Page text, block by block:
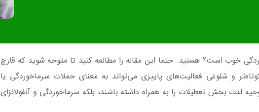
خوب است؟ هستید. حتما این مقاله را مطالعه کنید تا متوجه شوید که قارچ
و شلوغی فعالیت‌های پاییزی می‌تواند به معنای حملات سرماخوردگی یا
لذت بخش تعطیلات را به همراه داشته باشند، بلکه سرماخوردگی و آنفولانزای